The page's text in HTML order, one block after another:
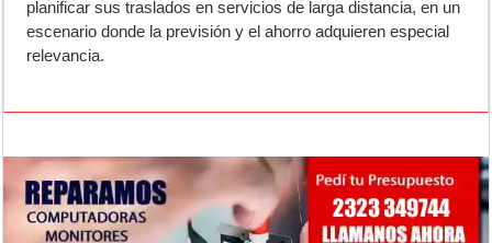
planificar sus traslados en servicios de larga distancia, en un
escenario donde la previsión y el ahorro adquieren especial
relevancia.